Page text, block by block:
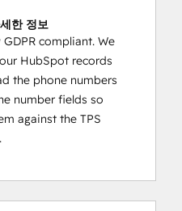
한 정보
compliant. We
HubSpot records
the phone numbers
number fields so
against the TPS